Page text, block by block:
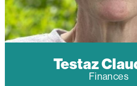
Testaz
Finances